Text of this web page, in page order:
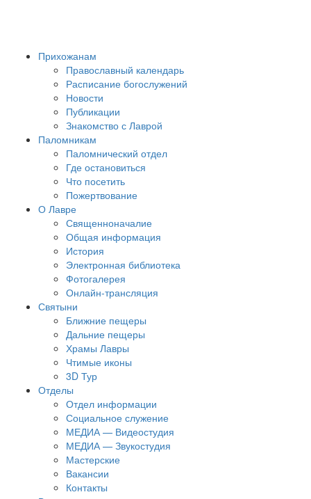
Прихожанам
Православный календарь
Расписание богослужений
Новости
Публикации
Знакомство с Лаврой
Паломникам
Паломнический отдел
Где остановиться
Что посетить
Пожертвование
О Лавре
Священноначалие
Общая информация
История
Электронная библиотека
Фотогалерея
Онлайн-трансляция
Святыни
Ближние пещеры
Дальние пещеры
Храмы Лавры
Чтимые иконы
3D Тур
Отделы
Отдел информации
Социальное служение
МЕДИА — Видеостудия
МЕДИА — Звукостудия
Мастерские
Вакансии
Контакты